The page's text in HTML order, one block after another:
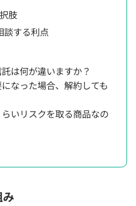
肢
談する利点
は何が違いますか？
なった場合、解約しても
いリスクを取る商品なの